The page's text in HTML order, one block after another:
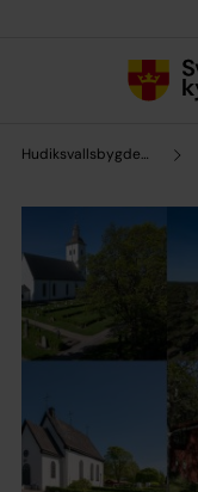
Hudiksvallsbygdens församling